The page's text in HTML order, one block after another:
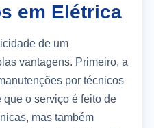
em Elétrica
de um
vantagens. Primeiro, a
por técnicos
o serviço é feito de
mas também